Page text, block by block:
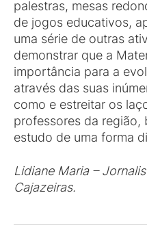
palestras, mesas
de jogos educativos,
uma série de outras
demonstrar que a
importância para a
através das suas
como e estreitar os
professores da região,
estudo de uma forma
Lidiane Maria –
Cajazeiras.